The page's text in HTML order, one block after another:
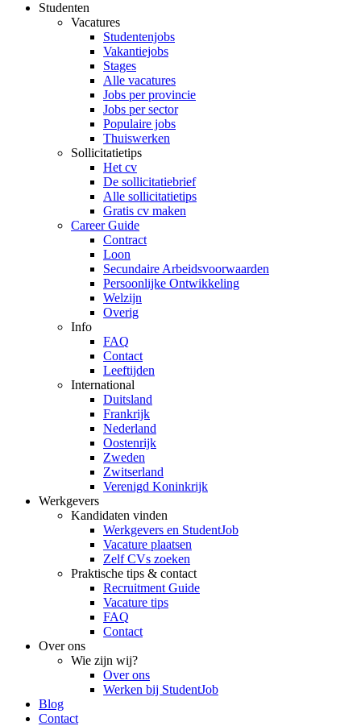
Studenten
Vacatures
Studentenjobs
Vakantiejobs
Stages
Alle vacatures
Jobs per provincie
Jobs per sector
Populaire jobs
Thuiswerken
Sollicitatietips
Het cv
De sollicitatiebrief
Alle sollicitatietips
Gratis cv maken
Career Guide
Contract
Loon
Secundaire Arbeidsvoorwaarden
Persoonlijke Ontwikkeling
Welzijn
Overig
Info
FAQ
Contact
Leeftijden
International
Duitsland
Frankrijk
Nederland
Oostenrijk
Zweden
Zwitserland
Verenigd Koninkrijk
Werkgevers
Kandidaten vinden
Werkgevers en StudentJob
Vacature plaatsen
Zelf CVs zoeken
Praktische tips & contact
Recruitment Guide
Vacature tips
FAQ
Contact
Over ons
Wie zijn wij?
Over ons
Werken bij StudentJob
Blog
Contact